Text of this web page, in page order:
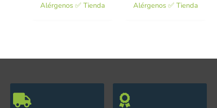
Alérgenos ✅ Tienda
Alérgenos ✅ Tienda